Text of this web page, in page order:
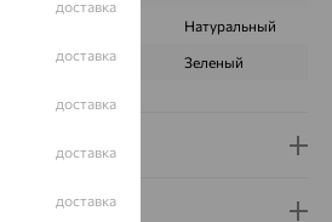
Натуральный
Бесцветный Зеленый
доставка
доставка
доставка
доставка
доставка